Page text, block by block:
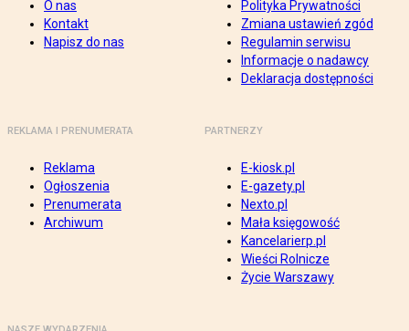
O nas
Kontakt
Napisz do nas
Polityka Prywatności
Zmiana ustawień zgód
Regulamin serwisu
Informacje o nadawcy
Deklaracja dostępności
REKLAMA I PRENUMERATA
Reklama
Ogłoszenia
Prenumerata
Archiwum
PARTNERZY
E-kiosk.pl
E-gazety.pl
Nexto.pl
Mała księgowość
Kancelarierp.pl
Wieści Rolnicze
Życie Warszawy